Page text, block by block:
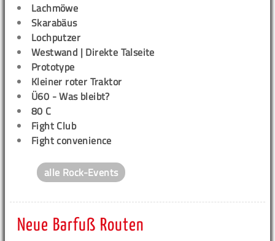
Lachmöwe
Skarabäus
Lochputzer
Westwand | Direkte Talseite
Prototype
Kleiner roter Traktor
Ü60 - Was bleibt?
80 C
Fight Club
Fight convenience
alle Rock-Events
Neue Barfuß Routen